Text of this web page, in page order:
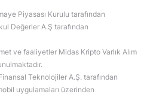
Piyasası Kurulu tarafından
Değerler A.Ş tarafından
ve faaliyetler Midas Kripto Varlık Alım
Teknolojiler A.Ş. tarafından
uygulamaları üzerinden